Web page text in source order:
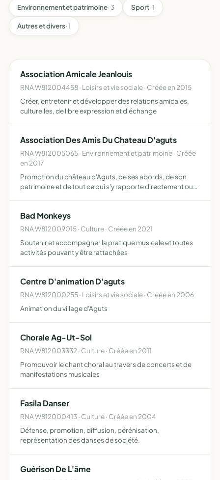
Environnement et patrimoine· 3 Sport· 1
Autres et divers· 1
Association Amicale Jeanlouis
RNA W812004458 · Loisirs et vie sociale · Créée en 2015
Créer, entretenir et développer des relations amicales,
culturelles, de libre expression et d'échange
Association Des Amis Du Chateau D'aguts
RNA W812005065 · Environnement et patrimoine · Créée
en 2017
Promotion du château d'Aguts, de ses abords, de son
patrimoine et de tout ce qui s'y rapporte directement ou
Bad Monkeys
RNA W812009015 · Culture · Créée en 2021
Soutenir et accompagner la pratique musicale et toutes
activités pouvant y être rattachées
Centre D'animation D'aguts
RNA W812000255 · Loisirs et vie sociale · Créée en 2006
Animation du village d'Aguts
Chorale Ag-Ut-Sol
RNA W812003332 · Culture · Créée en 2011
Promouvoir le chant choral au travers de concerts et de
manifestations musicales
Fasila Danser
RNA W812000413 · Culture · Créée en 2004
Défense, promotion, diffusion, pérénisation,
représentation des danses de société.
Guérison De L'âme